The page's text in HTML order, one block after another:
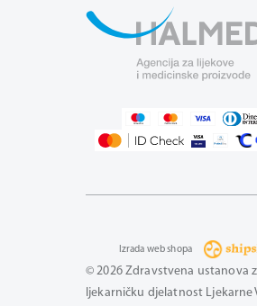
© 2026 Zdravstvena ustanova
ljekarničku djelatnost Ljekarne
Izrada web shopa